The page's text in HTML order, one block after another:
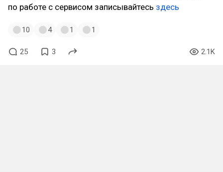
по работе с сервисом записывайтесь здесь
10 4 1 1
25 3 2.1K